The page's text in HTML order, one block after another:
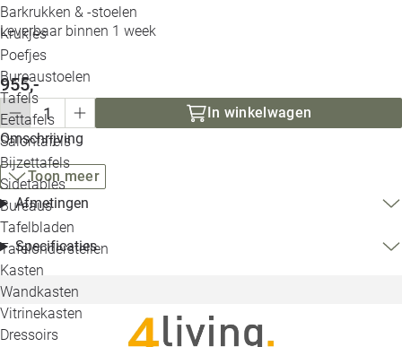
Barkrukken & -stoelen
Krukjes
Poefjes
Bureaustoelen
Tafels
Eettafels
Salontafels
Bijzettafels
Sidetables
Bureaus
Tafelbladen
Tafelonderstellen
Kasten
Wandkasten
Vitrinekasten
Dressoirs
Alle
Leverbaar binnen 1 week
955,-
In winkelwagen
Omschrijving
Toon meer
Afmetingen
Specificaties